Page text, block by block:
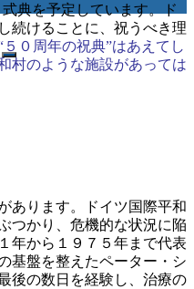
典を予定しています。ド
続けることに、祝うべき理
５０周年の祝典”はあえてし
村のような施設があっては
あります。ドイツ国際平和
つかり、危機的な状況に陥
年から１９７５年まで代表
基盤を整えたペーター・シ
後の数日を経験し、治療の